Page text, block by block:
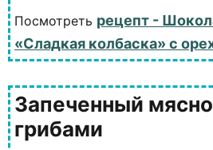
Посмотреть рецепт -
«Сладкая колбаска» с
Запеченный
грибами